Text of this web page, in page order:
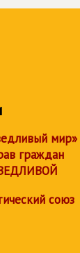
мир»
граждан
союз